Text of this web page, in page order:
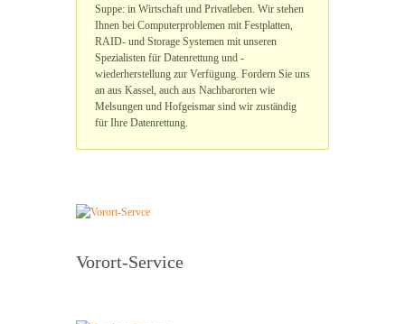
Suppe: in Wirtschaft und Privatleben. Wir stehen
Ihnen bei Computerproblemen mit Festplatten,
RAID- und Storage Systemen mit unseren
Spezialisten für Datenrettung und -
wiederherstellung zur Verfügung. Fordern Sie uns
an aus Kassel, auch aus Nachbarorten wie
Melsungen und Hofgeismar sind wir zuständig
für Ihre Datenrettung.
Vorort-Service